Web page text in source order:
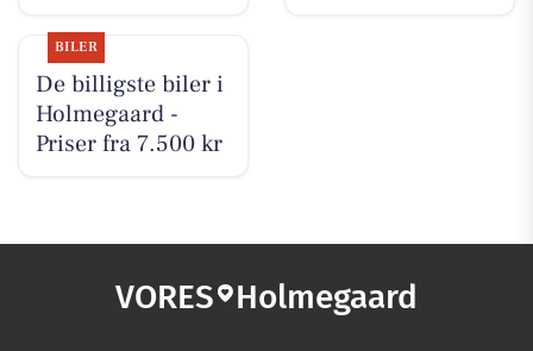
BILER
De billigste biler i
Holmegaard -
Priser fra 7.500 kr
VORES Holmegaard